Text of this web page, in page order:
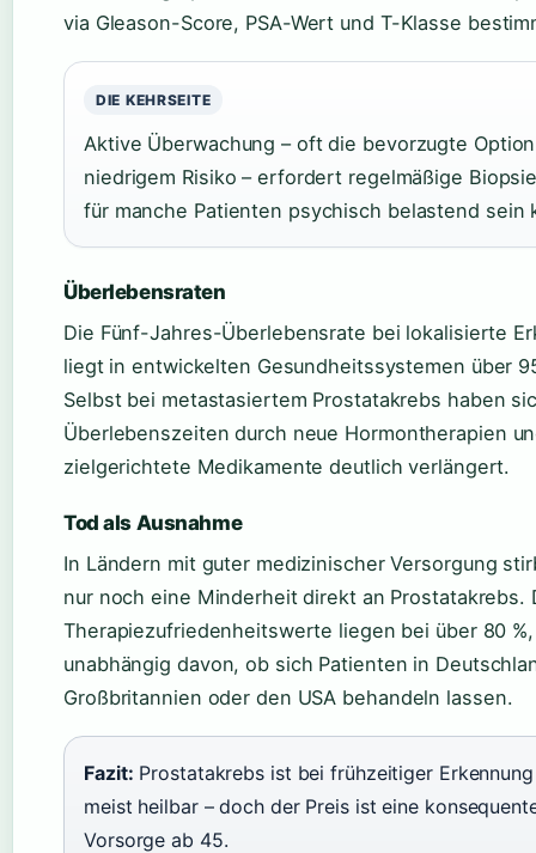
via Gleason-Score, PSA-Wert und T-Klasse
DIE KEHRSEITE
Aktive Überwachung – oft die bevorzugte
niedrigem Risiko – erfordert regelmäßige
für manche Patienten psychisch belastend sein
Überlebensraten
Die Fünf-Jahres-Überlebensrate bei lokalisierte
liegt in entwickelten Gesundheitssystemen über
Selbst bei metastasiertem Prostatakrebs haben
Überlebenszeiten durch neue Hormontherapien
zielgerichtete Medikamente deutlich verlängert.
Tod als Ausnahme
In Ländern mit guter medizinischer Versorgung
nur noch eine Minderheit direkt an Prostatakrebs.
Therapiezufriedenheitswerte liegen bei über 80 %,
unabhängig davon, ob sich Patienten in
Großbritannien oder den USA behandeln lassen.
Fazit: Prostatakrebs ist bei frühzeitiger
meist heilbar – doch der Preis ist eine
Vorsorge ab 45.